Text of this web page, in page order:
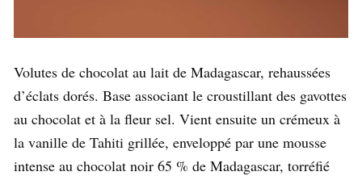
Volutes de chocolat au lait de Madagascar, rehaussées
d’éclats dorés. Base associant le croustillant des gavottes
au chocolat et à la fleur sel. Vient ensuite un crémeux à
la vanille de Tahiti grillée, enveloppé par une mousse
intense au chocolat noir 65 % de Madagascar, torréfié